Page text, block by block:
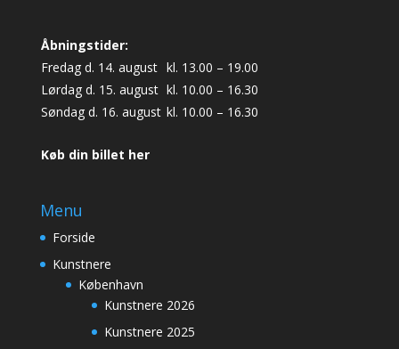
Åbningstider:
Fredag d. 14. august kl. 13.00 – 19.00
Lørdag d. 15. august kl. 10.00 – 16.30
Søndag d. 16. august kl. 10.00 – 16.30
Køb din billet her
Menu
Forside
Kunstnere
København
Kunstnere 2026
Kunstnere 2025